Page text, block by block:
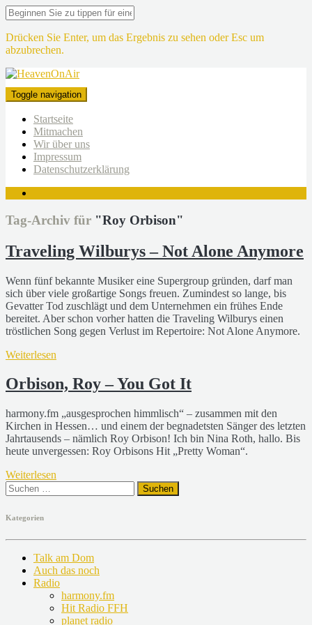
Drücken Sie Enter, um das Ergebnis zu sehen oder Esc um
abzubrechen.
Toggle navigation
Startseite
Mitmachen
Wir über uns
Impressum
Datenschutzerklärung
Tag-Archiv für "Roy Orbison"
Traveling Wilburys – Not Alone Anymore
Wenn fünf bekannte Musiker eine Supergroup gründen, darf man
sich über viele großartige Songs freuen. Zumindest so lange, bis
Gevatter Tod zuschlägt und dem Unternehmen ein frühes Ende
bereitet. Aber schon vorher hatten die Traveling Wilburys einen
tröstlichen Song gegen Verlust im Repertoire: Not Alone Anymore.
Weiterlesen
Orbison, Roy – You Got It
harmony.fm „ausgesprochen himmlisch“ – zusammen mit den
Kirchen in Hessen… und einem der begnadetsten Sänger des letzten
Jahrtausends – nämlich Roy Orbison! Ich bin Nina Roth, hallo. Bis
heute unvergessen: Roy Orbisons Hit „Pretty Woman“.
Weiterlesen
Suchen
nach:
Kategorien
Talk am Dom
Auch das noch
Radio
harmony.fm
Hit Radio FFH
planet radio